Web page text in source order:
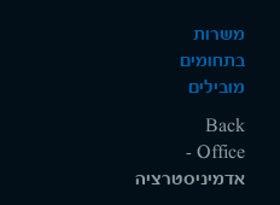
משרות
בתחומים
מובילים
Back
Office -
אדמיניסטרציה